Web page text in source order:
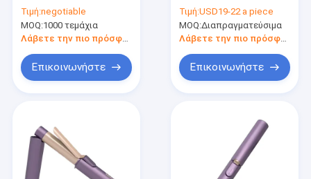
Προϊόντα
Σχετικά με εμάς
Ασύρματο
κουλουράκι μαλλιών
με 5 ταχύτητες
θερμοκρασίας
Τιμή:negotiable
MOQ:1000 τεμάχια
Λάβετε την πιο πρόσφατη τιμή
Επικοινωνήστε
σίδερο curling με
κεραμική επίστρωση
Τιμή:USD19-22 a piece
MOQ:Διαπραγματεύσιμα
Λάβετε την πιο πρόσφατη τιμή
Επικοινωνήστε